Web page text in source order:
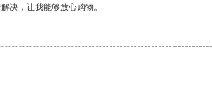
决，让我能够放心购物。